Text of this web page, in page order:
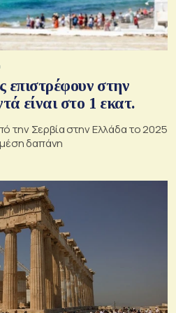
επιστρέφουν στην
είναι στο 1 εκατ.
την Σερβία στην Ελλάδα το 2025
μέση δαπάνη